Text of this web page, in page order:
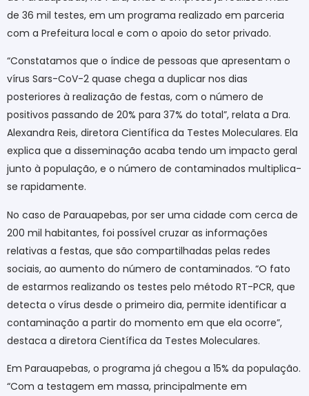
de 36 mil testes, em um programa realizado em parceria
com a Prefeitura local e com o apoio do setor privado.
“Constatamos que o índice de pessoas que apresentam o
vírus Sars-CoV-2 quase chega a duplicar nos dias
posteriores à realização de festas, com o número de
positivos passando de 20% para 37% do total”, relata a Dra.
Alexandra Reis, diretora Científica da Testes Moleculares. Ela
explica que a disseminação acaba tendo um impacto geral
junto à população, e o número de contaminados multiplica-
se rapidamente.
No caso de Parauapebas, por ser uma cidade com cerca de
200 mil habitantes, foi possível cruzar as informações
relativas a festas, que são compartilhadas pelas redes
sociais, ao aumento do número de contaminados. “O fato
de estarmos realizando os testes pelo método RT-PCR, que
detecta o vírus desde o primeiro dia, permite identificar a
contaminação a partir do momento em que ela ocorre”,
destaca a diretora Científica da Testes Moleculares.
Em Parauapebas, o programa já chegou a 15% da população.
“Com a testagem em massa, principalmente em